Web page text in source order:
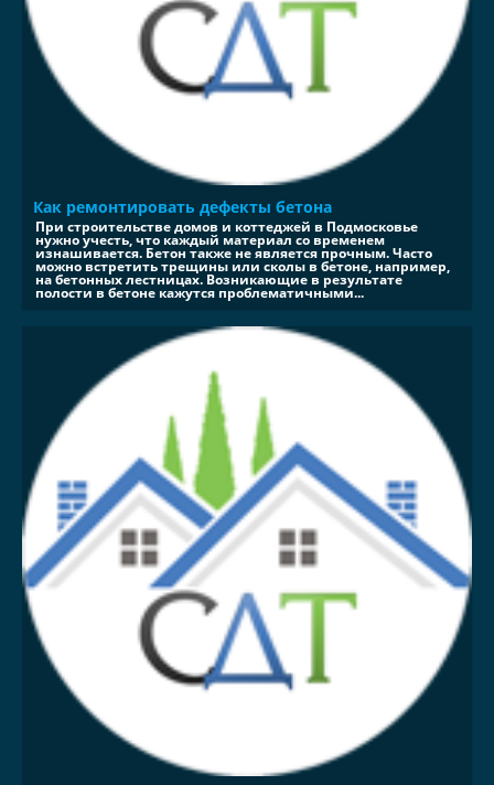
Как ремонтировать дефекты бетона
При строительстве домов и коттеджей в Подмосковье
нужно учесть, что каждый материал со временем
изнашивается. Бетон также не является прочным. Часто
можно встретить трещины или сколы в бетоне, например,
на бетонных лестницах. Возникающие в результате
полости в бетоне кажутся проблематичными...